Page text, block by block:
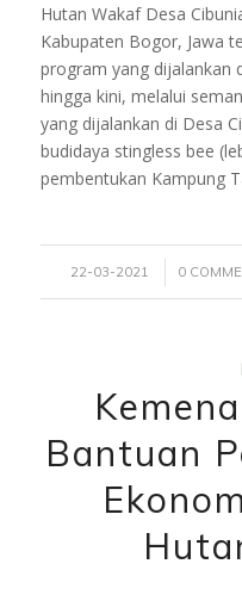
Hutan Wakaf Desa
Kabupaten Bogor, Jawa
program yang dijalankan
hingga kini, melalui
yang dijalankan di Desa
budidaya stingless bee
pembentukan Kampung
22-03-2021
/ 0 /
Bantuan